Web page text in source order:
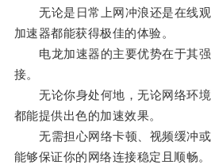
无论是日常上网冲浪还是在线观
加速器都能获得极佳的体验。
电龙加速器的主要优势在于其强
接。
无论你身处何地，无论网络环境
都能提供出色的加速效果。
无需担心网络卡顿、视频缓冲或
能够保证你的网络连接稳定且顺畅。